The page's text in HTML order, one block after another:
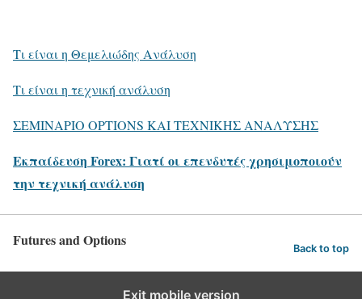
Τι είναι η Θεμελιώδης Ανάλυση
Τι είναι η τεχνική ανάλυση
ΣΕΜΙΝΑΡΙΟ OPTIONS ΚΑΙ ΤΕΧΝΙΚΗΣ ΑΝΑΛΥΣΗΣ
Εκπαίδευση Forex: Γιατί οι επενδυτές χρησιμοποιούν
την τεχνική ανάλυση
Futures and Options Back to top
Exit mobile version